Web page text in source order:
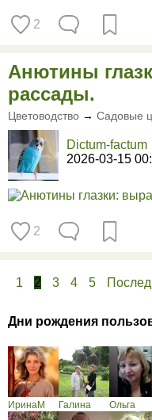
2
Анютины
рассады.
Цветоводство → Садовые
Dictum-factum
2026-03-15
2
1 2 3 4 5
Дни рождения
ИринаМ Галина Ольга